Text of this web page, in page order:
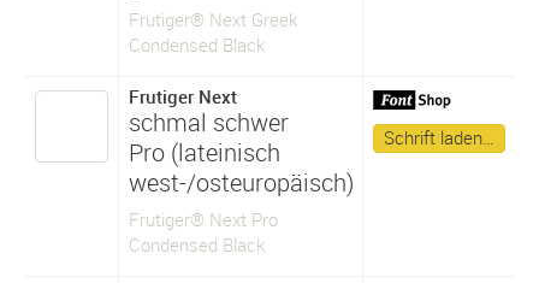
Frutiger® Next Greek
Condensed Black
Frutiger Next
schmal schwer
Pro (lateinisch
west-/osteuropäisch)
Frutiger® Next Pro
Condensed Black
Schrift laden…